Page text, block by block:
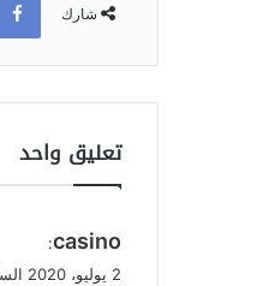
شارك
تعليق واحد
ي
ق
casino
:
2 يوليو، 2020 الساعة 2:22 م